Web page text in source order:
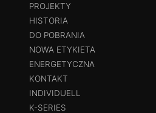
PROJEKTY
HISTORIA
DO POBRANIA
NOWA ETYKIETA
ENERGETYCZNA
KONTAKT
INDIVIDUELL
K-SERIES